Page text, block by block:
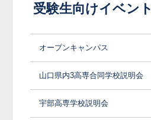
受験生向けイベント
オープンキャンパス
山口県内3高専合同学校説明会
宇部高専学校説明会